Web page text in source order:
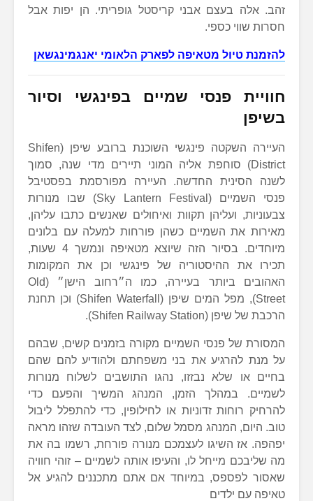
זהב. אלה בעצם אבני קריסטל גופריתי. הן יפות אבל
חסרות שווי כספי.
להזמנת טיול מטאיפה לפארק הלאומי יאנגמינגשאן
חוויית פנסי שמיים בפינגשי וסיור
בשיפן
העיירה השקטה פינגשי השוכנת ברובע שיפן (Shifen
District) סוחפת אליה המוני תיירים מדי שנה, סמוך
לשנה הסינית החדשה. העיירה מפורסמת בפסטיבל
פנסי השמיים (Sky Lantern Festival) שבו מנורות
צבעוניות, ועליהן תקוות ואיחולים שאנשים כתבו עליהן,
מאירות את השמיים כשהן פורחות למעלה עם בלונים
מיוחדים. בסיור הזה שיוצא מטאיפה ונמשך 4 שעות,
תכירו את ההיסטוריה של פינגשי וכן את המקומות
האהובים ביותר בעיירה, כמו ה״רחוב הישן״ (Old
Street), מפל המים שיפן (Shifen Waterfall) וכן תחנת
הרכבת של שיפן (Shifen Railway Station).
המסורת של פנסי השמיים מקורה בזמנים קשים, שבהם
על מנת להרגיע את בני משפחתם ולהודיע להם שהם
בחיים או שלא נבזזו, נהגו התושבים לשלוח מנורות
לשמיים. במהלך הזמן, המנהג המשיך והפעם כדי
להרחיק רוחות זדוניות או לחילופין, כדי להתפלל ליבול
טוב. היום, המנהג מסמל שלום, לצד העובדה שזהו מראה
יפהפה. אז השיגו לעצמכם מנורה פורחת, רשמו בה את
מה שליבכם מייחל לו, והעיפו אותה לשמיים – זוהי חוויה
שאסור לפספס, במיוחד אם אתם מתכננים להגיע אל
טאיפה עם ילדים